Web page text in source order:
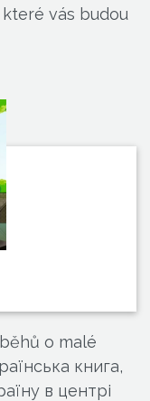
vás budou
o malé
книга,
в центрі